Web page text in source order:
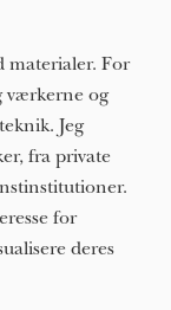
materialer. For
værkerne og
Jeg
fra private
for
deres